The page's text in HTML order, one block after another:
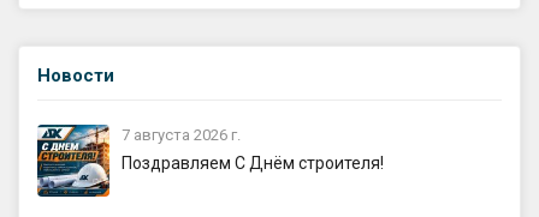
Новости
7 августа 2026 г.
Поздравляем С Днём строителя!